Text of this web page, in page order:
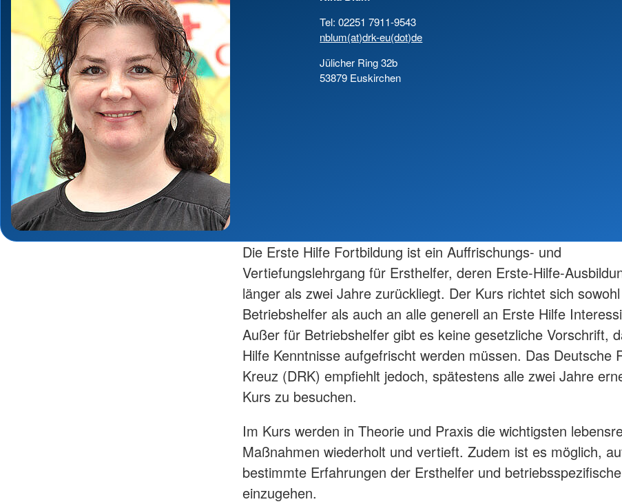
Tel: 02251 7911-9543
nblum(at)drk-eu(dot)de
Jülicher Ring 32b
53879 Euskirchen
Die Erste Hilfe Fortbildung ist ein Auffrischungs- und
Vertiefungslehrgang für Ersthelfer, deren Erste-Hilfe-
länger als zwei Jahre zurückliegt. Der Kurs richtet sich
Betriebshelfer als auch an alle generell an Erste Hilfe
Außer für Betriebshelfer gibt es keine gesetzliche Vorschrift,
Hilfe Kenntnisse aufgefrischt werden müssen. Das Deutsche
Kreuz (DRK) empfiehlt jedoch, spätestens alle zwei Jahre
Kurs zu besuchen.
Im Kurs werden in Theorie und Praxis die wichtigsten
Maßnahmen wiederholt und vertieft. Zudem ist es möglich,
bestimmte Erfahrungen der Ersthelfer und
einzugehen.